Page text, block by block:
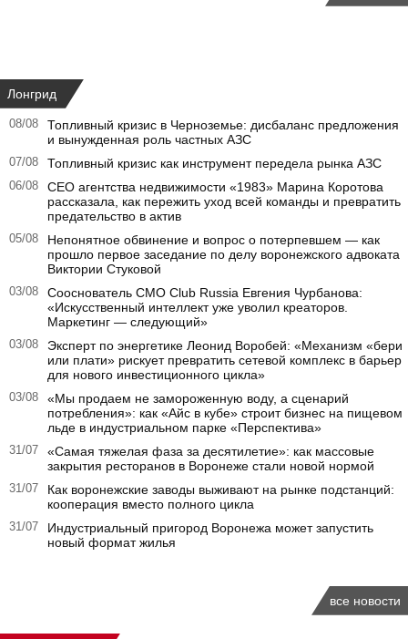
Лонгрид
08/08
Топливный кризис в Черноземье: дисбаланс предложения
и вынужденная роль частных АЗС
07/08 Топливный кризис как инструмент передела рынка АЗС
06/08
CEO агентства недвижимости «1983» Марина Коротова
рассказала, как пережить уход всей команды и превратить
предательство в актив
05/08
Непонятное обвинение и вопрос о потерпевшем — как
прошло первое заседание по делу воронежского адвоката
Виктории Стуковой
03/08
Сооснователь CMO Club Russia Евгения Чурбанова:
«Искусственный интеллект уже уволил креаторов.
Маркетинг — следующий»
03/08
Эксперт по энергетике Леонид Воробей: «Механизм «бери
или плати» рискует превратить сетевой комплекс в барьер
для нового инвестиционного цикла»
03/08
«Мы продаем не замороженную воду, а сценарий
потребления»: как «Айс в кубе» строит бизнес на пищевом
льде в индустриальном парке «Перспектива»
31/07
«Самая тяжелая фаза за десятилетие»: как массовые
закрытия ресторанов в Воронеже стали новой нормой
31/07
Как воронежские заводы выживают на рынке подстанций:
кооперация вместо полного цикла
31/07
Индустриальный пригород Воронежа может запустить
новый формат жилья
все новости